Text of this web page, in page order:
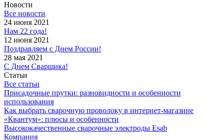
Новости
Все новости
24 июня 2021
Нам 22 года!
12 июня 2021
Поздравляем с Днем России!
28 мая 2021
С Днем Сварщика!
Статьи
Все статьи
Присадочные прутки: разновидности и особенности
использования
Как выбрать сварочную проволоку в интернет-магазине
«Квантум»: плюсы и особенности
Высококачественные сварочные электроды Esab
Компания